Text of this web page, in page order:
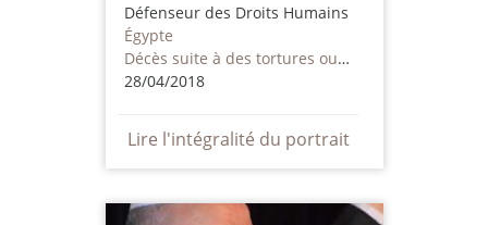
Défenseur des Droits Humains
Égypte
Décès suite à des tortures ou des mauvais traitements - y compris par des acteurs non étatiques
28/04/2018
Lire l'intégralité du portrait